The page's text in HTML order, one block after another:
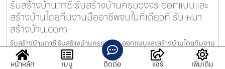
รับสร้างบ้านภาชี รับสร้างบ้านครบวงจร ออกแบบและ
สร้างบ้านโดยทีมงานมืออาชีพจบในที่เดียวที่ รับเหมา
สร้างบ้าน.com
รับสร้างบ้านภาชี รับสร้างบ้านครบวงจร ออกแบบและสร้างบ้านโดยทีมงาน
มืออาชีพจบในที่เดียวที่ รับเหมาสร้างบ้าน.com — บริการรับ
หน้าหลัก
เมนู ติดต่อ แชร์ เพิ่มเติม